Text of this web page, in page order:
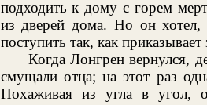
подходить к дому с горем
из дверей дома. Но он
поступить так, как приказывает
Когда Лонгрен вернулся,
смущали отца; на этот раз
Похаживая из угла в угол,